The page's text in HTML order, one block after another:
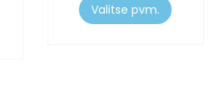
Valitse pvm.